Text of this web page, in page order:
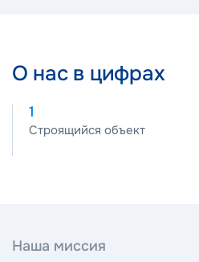
О нас в цифрах
1
Строящийся объект
Наша миссия